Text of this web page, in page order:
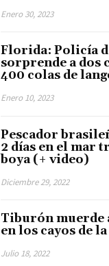
Enero 30, 2023
Florida: Policía
sorprende a dos
400 colas de
Enero 10, 2023
Pescador
2 días en el mar
boya (+ video)
Diciembre 29, 2022
Tiburón muerde
en los cayos de
Julio 18, 2022